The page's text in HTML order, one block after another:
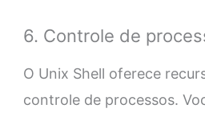
6. Controle de
O Unix Shell oferece
controle de processos.